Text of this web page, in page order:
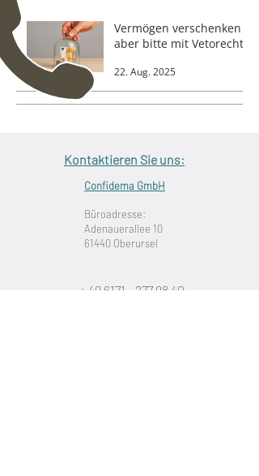
Vermögen verschenken -
aber bitte mit Vetorecht
22. Aug. 2025
Kontaktieren Sie uns:
Confidema GmbH
Büroadresse:
Adenauerallee 10
61440 Oberursel
+ 49 6171 - 277 98 40